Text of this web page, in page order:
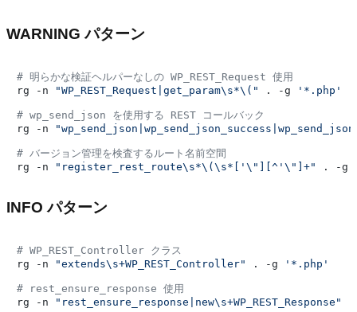
WARNING パターン
# 明らかな検証ヘルパーなしの WP_REST_Request 使用
rg -n
"WP_REST_Request|get_param\s*\(" . -g '*.php'
# wp_send_json を使用する REST コールバック
rg -n
# バージョン管理を検査するルート名前空間
rg -n
"register_rest_route\s*\(\s*['\"][^'\"]+" . -g
INFO パターン
# WP_REST_Controller クラス
rg -n
"extends\s+WP_REST_Controller" . -g '*.php'
# rest_ensure_response 使用
rg -n
"rest_ensure_response|new\s+WP_REST_Response"